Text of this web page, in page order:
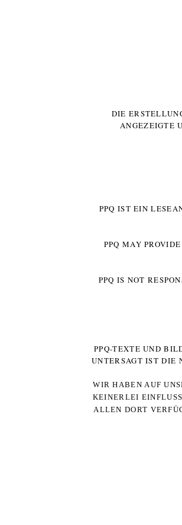
DIE
ANGEZEIGTE
PPQ IST EIN
PPQ MAY
PPQ IS NOT
PPQ-TEXTE UND
UNTERSAGT IST DIE
WIR HABEN AUF
KEINERLEI
ALLEN DORT